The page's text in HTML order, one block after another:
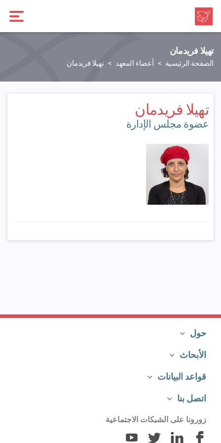
تهيلا فريدمان
الصفحة الرئيسية أعضاء المعهد تهيلا فريدمان
تهيلا فريدمان
عضوة مجلس الإدارة
حول
الأبحاث
قواعد البيانات
اتصل بنا
زورونا على الشبكات الاجتماعية